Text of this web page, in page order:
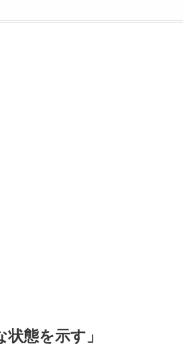
態を示す」